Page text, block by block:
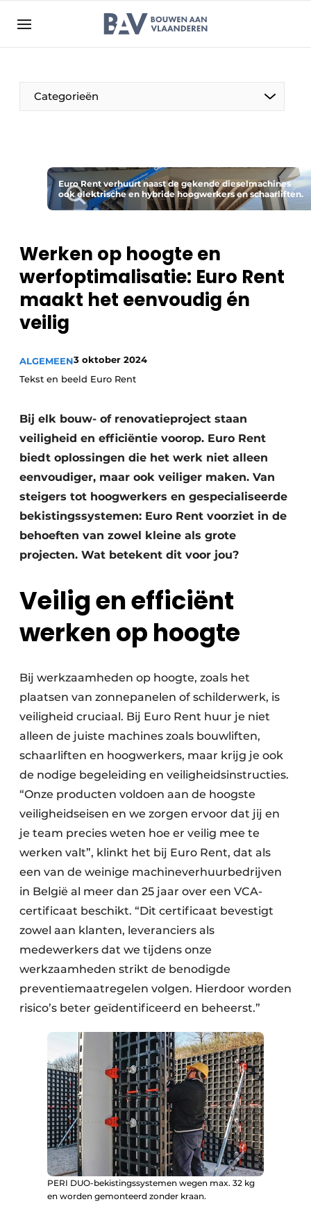
Bedrijven
Bouwen aan Vlaanderen | Platform voor de bouw
Evenement aanmelden
Jaarboek
Nieuwsbrief
Podcasts
Privacy / Cookie statement
Vacature aanmelden
Video’s
Bedrijven
Bedrijven
Contact
Categorieën
Beton & Staalbouw
BIM
Evenementen
Dak & Gevel
Houtbouw
HVAC
Interieurarchitectuur
Keukens
Software
Toegangscontrole
Veiligheid & Opleiding
Zonwering
Euro Rent verhuurt naast de gekende dieselmachines
ook elektrische en hybride hoogwerkers en schaarliften.
Werken op hoogte en
werfoptimalisatie: Euro Rent
maakt het eenvoudig én
veilig
ALGEMEEN3 oktober 2024
Tekst en beeld Euro Rent
Bij elk bouw- of renovatieproject staan
veiligheid en efficiëntie voorop. Euro Rent
biedt oplossingen die het werk niet alleen
eenvoudiger, maar ook veiliger maken. Van
steigers tot hoogwerkers en gespecialiseerde
bekistingssystemen: Euro Rent voorziet in de
behoeften van zowel kleine als grote
projecten. Wat betekent dit voor jou?
Veilig en efficiënt
werken op hoogte
Bij werkzaamheden op hoogte, zoals het
plaatsen van zonnepanelen of schilderwerk, is
veiligheid cruciaal. Bij Euro Rent huur je niet
alleen de juiste machines zoals bouwliften,
schaarliften en hoogwerkers, maar krijg je ook
de nodige begeleiding en veiligheidsinstructies.
“Onze producten voldoen aan de hoogste
veiligheidseisen en we zorgen ervoor dat jij en
je team precies weten hoe er veilig mee te
werken valt”, klinkt het bij Euro Rent, dat als
een van de weinige machineverhuurbedrijven
in België al meer dan 25 jaar over een VCA-
certificaat beschikt. “Dit certificaat bevestigt
zowel aan klanten, leveranciers als
medewerkers dat we tijdens onze
werkzaamheden strikt de benodigde
preventiemaatregelen volgen. Hierdoor worden
risico’s beter geïdentificeerd en beheerst.”
PERI DUO-bekistingssystemen wegen max. 32 kg
en worden gemonteerd zonder kraan.